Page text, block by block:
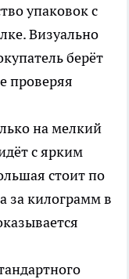
упаковок с
Визуально
берёт
проверяя
на мелкий
с ярким
стоит по
за килограмм в